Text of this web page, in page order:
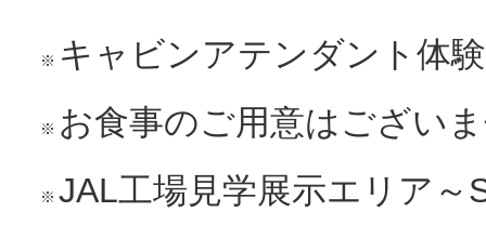
※ キャビンアテンダント体
※ お食事のご用意はござい
※ JAL工場見学展示エリア～